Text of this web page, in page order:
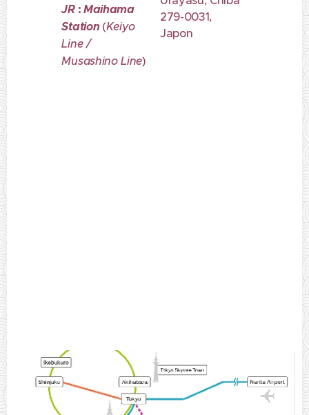
JR:Maihama
Station (Keiyo
Line /
Musashino Line)
279-0031,
Japon